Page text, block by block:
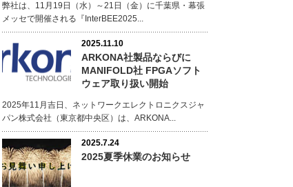
弊社は、11月19日（水）～21日（金）に千葉県・幕張
メッセで開催される『InterBEE2025...
2025.11.10
ARKONA社製品ならびに
MANIFOLD社 FPGAソフト
ウェア取り扱い開始
2025年11月吉日、ネットワークエレクトロニクスジャ
パン株式会社（東京都中央区）は、ARKONA...
2025.7.24
2025夏季休業のお知らせ